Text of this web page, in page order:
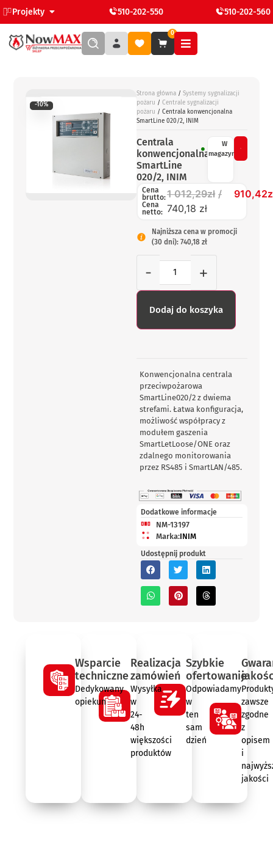
Projekty 510-202-550 510-202-560
0
-10%
Strona główna / Systemy sygnalizacji
pożaru / Centrale sygnalizacji
pożaru / Centrala konwencjonalna
SmartLine 020/2, INIM
Centrala
konwencjonalna
SmartLine
020/2, INIM
W
magazynie
Cena
brutto:1 012,29zł 910,42
Cena
netto: 740,18 zł
Najniższa cena w promocji
(30 dni): 740,18 zł
- +
Dodaj do koszyka
Konwencjonalna centrala
przeciwpożarowa
SmartLine020/2 z dwiema
strefami. Łatwa konfiguracja,
możliwość współpracy z
modułem gaszenia
SmartLetLoose/ONE oraz
zdalnego monitorowania
przez RS485 i SmartLAN/485.
Dodatkowe informacje
NM-13197
Marka:INIM
Udostępnij produkt
Wsparcie
techniczne
Dedykowany
opiekun
Realizacja
zamówień
Wysyłka
w
24-
48h
większości
produktów
Szybkie
ofertowanie
Odpowiadamy
w
ten
sam
dzień
zawsze
zgodne
z
opisem
i
jakości